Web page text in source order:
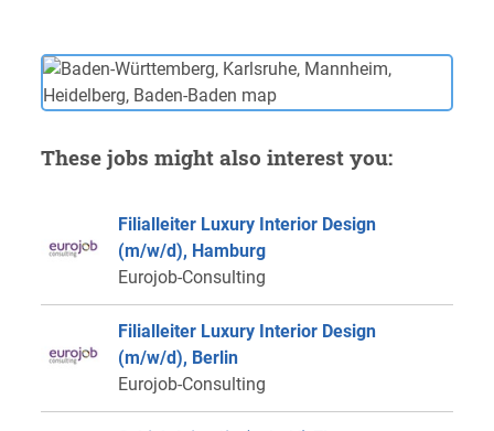
These jobs might also interest you:
Filialleiter Luxury Interior Design
(m/w/d), Hamburg
Eurojob-Consulting
Filialleiter Luxury Interior Design
(m/w/d), Berlin
Eurojob-Consulting